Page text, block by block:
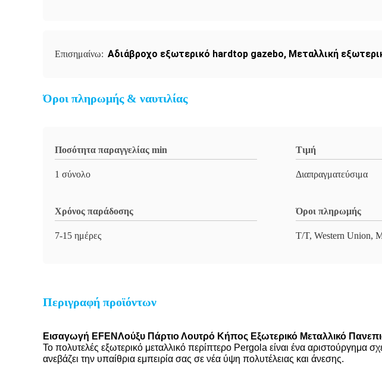
Επισημαίνω: Αδιάβροχο εξωτερικό hardtop gazebo, Μεταλλική
Όροι πληρωμής & ναυτιλίας
Ποσότητα παραγγελίας min
1 σύνολο
Τιμή
Διαπραγματεύσιμα
Χρόνος παράδοσης
7-15 ημέρες
Όροι πληρωμής
Τ/Τ, Western Union,
Περιγραφή προϊόντων
Εισαγωγή EFENΛούξυ Πάρτιο Λουτρό Κήπος Εξωτερικό Μεταλλικό
Το πολυτελές εξωτερικό μεταλλικό περίπτερο Pergola είναι ένα αριστούργημα
ανεβάζει την υπαίθρια εμπειρία σας σε νέα ύψη πολυτέλειας και άνεσης.